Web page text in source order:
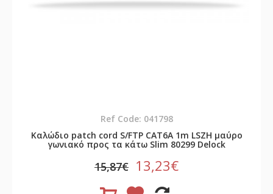
Ref Code: 041798
Καλώδιο patch cord S/FTP CAT6A 1m LSZH μαύρο
γωνιακό προς τα κάτω Slim 80299 Delock
15,87€ 13,23€